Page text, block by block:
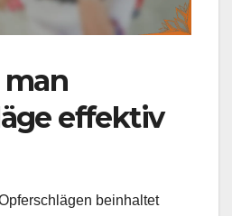
effektiv
beinhaltet